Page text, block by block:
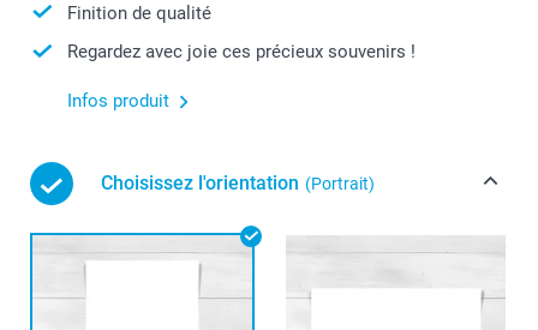
Finition de qualité
Regardez avec joie ces précieux souvenirs !
Infos produit
Choisissez l'orientation (Portrait)